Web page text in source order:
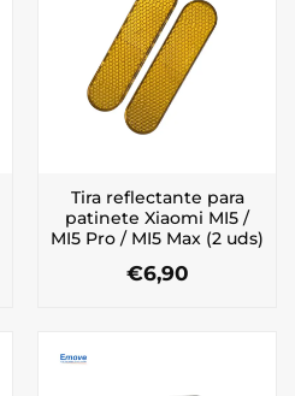
Tira reflectante para
patinete Xiaomi MI5 /
MI5 Pro / MI5 Max (2 uds)
€6,90